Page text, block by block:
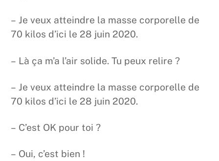
– Je veux atteindre la masse corporelle de
70 kilos d’ici le 28 juin 2020.
– Là ça m’a l’air solide. Tu peux relire ?
– Je veux atteindre la masse corporelle de
70 kilos d’ici le 28 juin 2020.
– C’est OK pour toi ?
– Oui, c’est bien !